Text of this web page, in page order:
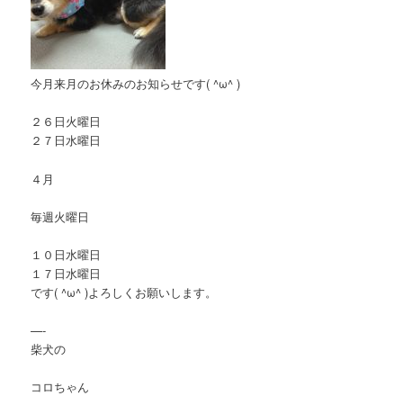
今月来月のお休みのお知らせです( ^ω^ )
２６日火曜日
２７日水曜日
４月
毎週火曜日
１０日水曜日
１７日水曜日
です( ^ω^ )よろしくお願いします。
—-
柴犬の
コロちゃん